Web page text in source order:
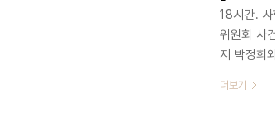
18시간. 사
위원회 사
지 박정희
다. 그러
더보기